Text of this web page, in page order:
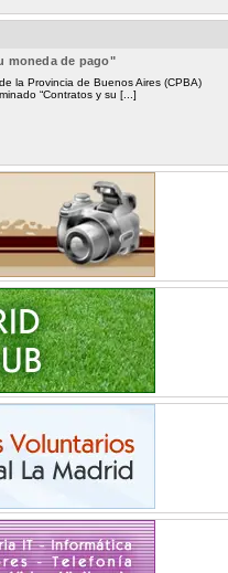
moneda de pago"
la Provincia de Buenos Aires (CPBA)
“Contratos y su [...]